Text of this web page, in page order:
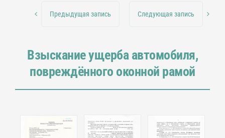
Предыдущая запись Следующая запись
Взыскание ущерба автомобиля,
повреждённого оконной рамой